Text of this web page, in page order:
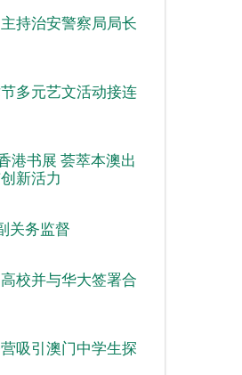
持治安警察局局长
多元艺文活动接连
港书展 荟萃本澳出
新活力
关务监督
校并与华大签署合
吸引澳门中学生探